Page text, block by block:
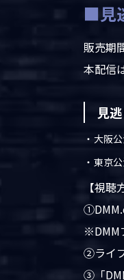
■見
販売期
本配信
見
大阪
東京
【視聴
※DMM
②ライ
③「